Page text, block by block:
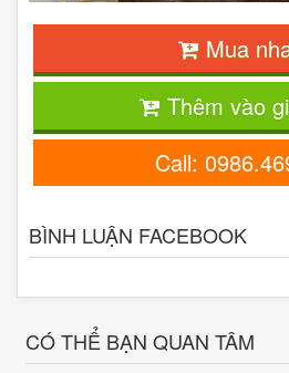
Mua
Thêm vào
Call:
BÌNH LUẬN FACEBOOK
CÓ THỂ BẠN QUAN TÂM